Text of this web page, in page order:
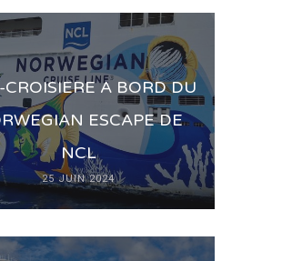
A BORD DU
ESCAPE DE
NCL
25 JUIN 2024